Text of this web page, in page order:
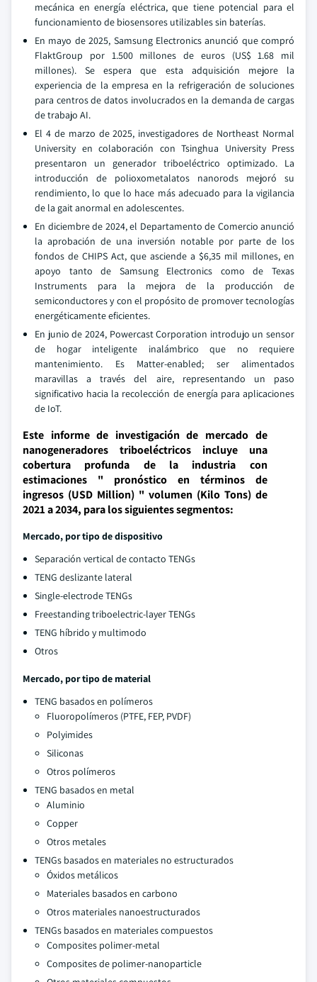
mecánica en energía eléctrica, que tiene potencial para el
funcionamiento de biosensores utilizables sin baterías.
En mayo de 2025, Samsung Electronics anunció que compró
FlaktGroup por 1.500 millones de euros (US$ 1.68 mil
millones). Se espera que esta adquisición mejore la
experiencia de la empresa en la refrigeración de soluciones
para centros de datos involucrados en la demanda de cargas
de trabajo AI.
El 4 de marzo de 2025, investigadores de Northeast Normal
University en colaboración con Tsinghua University Press
presentaron un generador triboeléctrico optimizado. La
introducción de polioxometalatos nanorods mejoró su
rendimiento, lo que lo hace más adecuado para la vigilancia
de la gait anormal en adolescentes.
En diciembre de 2024, el Departamento de Comercio anunció
la aprobación de una inversión notable por parte de los
fondos de CHIPS Act, que asciende a $6,35 mil millones, en
apoyo tanto de Samsung Electronics como de Texas
Instruments para la mejora de la producción de
semiconductores y con el propósito de promover tecnologías
energéticamente eficientes.
En junio de 2024, Powercast Corporation introdujo un sensor
de hogar inteligente inalámbrico que no requiere
mantenimiento. Es Matter-enabled; ser alimentados
maravillas a través del aire, representando un paso
significativo hacia la recolección de energía para aplicaciones
de IoT.
Este informe de investigación de mercado de
nanogeneradores triboeléctricos incluye una
cobertura profunda de la industria con
estimaciones " pronóstico en términos de
ingresos (USD Million) " volumen (Kilo Tons) de
2021 a 2034, para los siguientes segmentos:
Mercado, por tipo de dispositivo
Separación vertical de contacto TENGs
TENG deslizante lateral
Single-electrode TENGs
Freestanding triboelectric-layer TENGs
TENG híbrido y multimodo
Otros
Mercado, por tipo de material
TENG basados en polímeros
Fluoropolímeros (PTFE, FEP, PVDF)
Polyimides
Siliconas
Otros polímeros
TENG basados en metal
Aluminio
Copper
Otros metales
TENGs basados en materiales no estructurados
Óxidos metálicos
Materiales basados en carbono
Otros materiales nanoestructurados
TENGs basados en materiales compuestos
Composites polimer-metal
Composites de polimer-nanoparticle